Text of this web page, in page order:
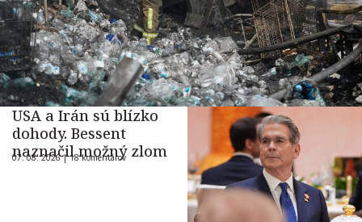
USA a Irán sú blízko
dohody. Bessent
naznačil možný zlom
07. 08. 2026 |18 komentárov